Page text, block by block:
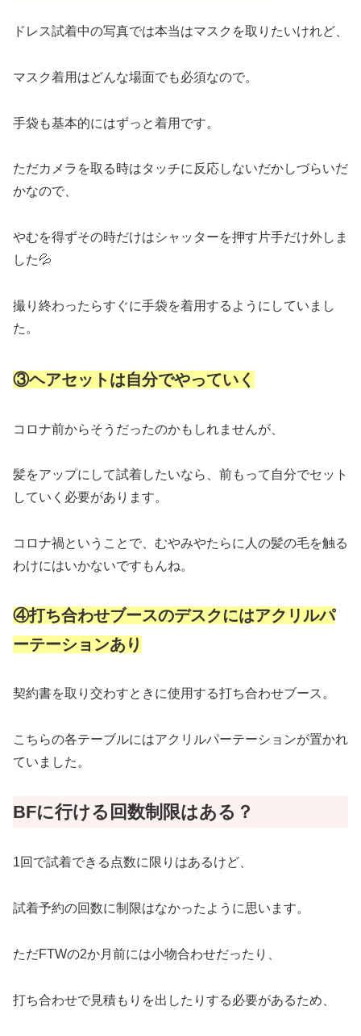
ドレス試着中の写真では本当はマスクを取りたいけれど、
マスク着用はどんな場面でも必須なので。
手袋も基本的にはずっと着用です。
ただカメラを取る時はタッチに反応しないだかしづらいだ
かなので、
やむを得ずその時だけはシャッターを押す片手だけ外しま
した💦
撮り終わったらすぐに手袋を着用するようにしていまし
た。
③ヘアセットは自分でやっていく
コロナ前からそうだったのかもしれませんが、
髪をアップにして試着したいなら、前もって自分でセット
していく必要があります。
コロナ禍ということで、むやみやたらに人の髪の毛を触る
わけにはいかないですもんね。
④打ち合わせブースのデスクにはアクリルパ
ーテーションあり
契約書を取り交わすときに使用する打ち合わせブース。
こちらの各テーブルにはアクリルパーテーションが置かれ
ていました。
BFに行ける回数制限はある？
1回で試着できる点数に限りはあるけど、
試着予約の回数に制限はなかったように思います。
ただFTWの2か月前には小物合わせだったり、
打ち合わせで見積もりを出したりする必要があるため、